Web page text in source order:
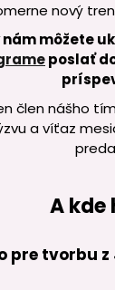
nový
môžete
poslať
člen nášho
a víťaz
A
pre tvorbu